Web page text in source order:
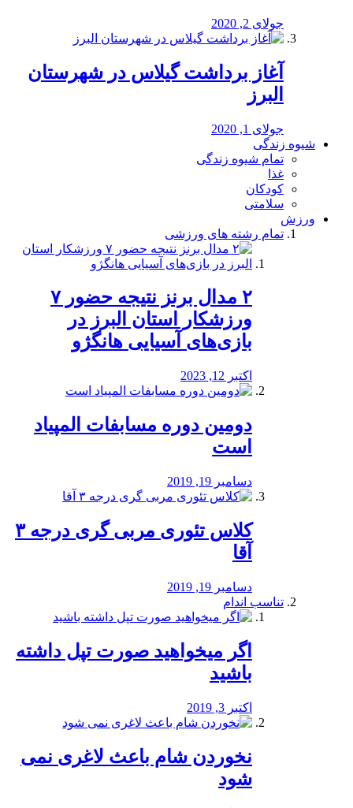
جولای 2, 2020
آغاز برداشت گیلاس در شهرستان
البرز
جولای 1, 2020
شیوه زندگی
تمام شیوه زندگی
غذا
کودکان
سلامتی
ورزش
تمام رشته های ورزشی
۲ مدال برنز نتیجه حضور ۷
ورزشکار استان البرز در
بازی‌های آسیایی هانگژو
اکتبر 12, 2023
دومین دوره مسابفات المپیاد
است
دسامبر 19, 2019
کلاس تئوری مربی گری درجه ۳
آقا
دسامبر 19, 2019
تناسب اندام
اگر میخواهید صورت تپل داشته
باشید
اکتبر 3, 2019
نخوردن شام باعث لاغری نمی
‌شود